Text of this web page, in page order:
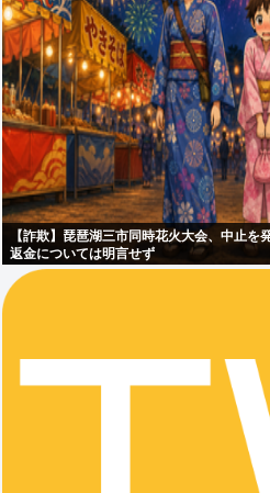
【詐欺】琵琶湖三市同時花火大会、中止
返金については明言せず